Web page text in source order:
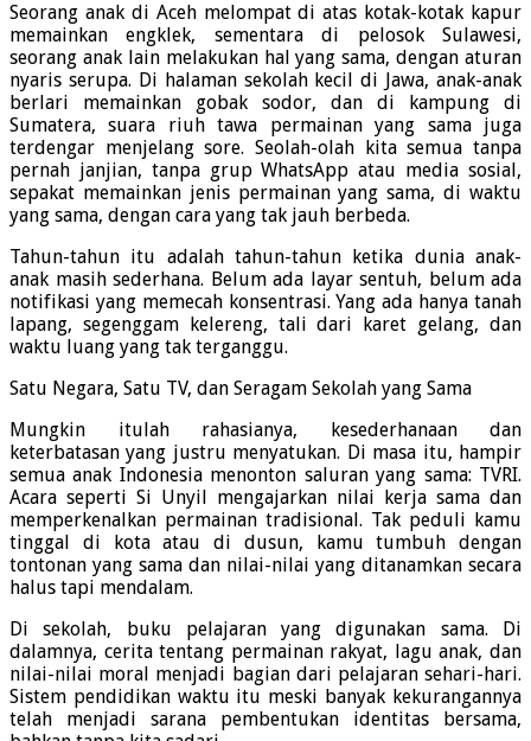
Seorang anak di Aceh melompat di atas kotak-kotak kapur
memainkan engklek, sementara di pelosok Sulawesi,
seorang anak lain melakukan hal yang sama, dengan aturan
nyaris serupa. Di halaman sekolah kecil di Jawa, anak-anak
berlari memainkan gobak sodor, dan di kampung di
Sumatera, suara riuh tawa permainan yang sama juga
terdengar menjelang sore. Seolah-olah kita semua tanpa
pernah janjian, tanpa grup WhatsApp atau media sosial,
sepakat memainkan jenis permainan yang sama, di waktu
yang sama, dengan cara yang tak jauh berbeda.
Tahun-tahun itu adalah tahun-tahun ketika dunia anak-
anak masih sederhana. Belum ada layar sentuh, belum ada
notifikasi yang memecah konsentrasi. Yang ada hanya tanah
lapang, segenggam kelereng, tali dari karet gelang, dan
waktu luang yang tak terganggu.
Satu Negara, Satu TV, dan Seragam Sekolah yang Sama
Mungkin itulah rahasianya, kesederhanaan dan
keterbatasan yang justru menyatukan. Di masa itu, hampir
semua anak Indonesia menonton saluran yang sama: TVRI.
Acara seperti Si Unyil mengajarkan nilai kerja sama dan
memperkenalkan permainan tradisional. Tak peduli kamu
tinggal di kota atau di dusun, kamu tumbuh dengan
tontonan yang sama dan nilai-nilai yang ditanamkan secara
halus tapi mendalam.
Di sekolah, buku pelajaran yang digunakan sama. Di
dalamnya, cerita tentang permainan rakyat, lagu anak, dan
nilai-nilai moral menjadi bagian dari pelajaran sehari-hari.
Sistem pendidikan waktu itu meski banyak kekurangannya
telah menjadi sarana pembentukan identitas bersama,